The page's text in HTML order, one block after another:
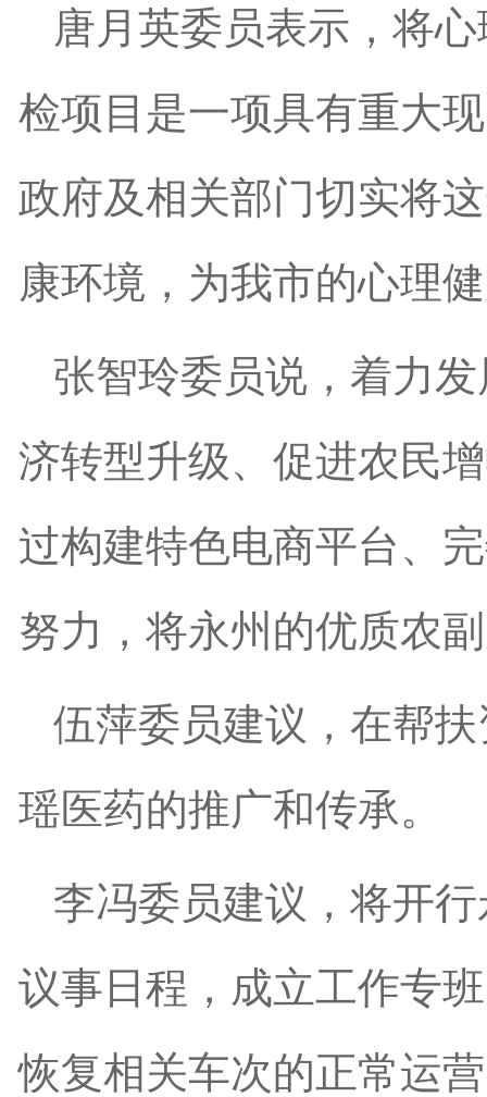
唐月英委员表示，将
检项目是一项具有重大
政府及相关部门切实将
康环境，为我市的心理
张智玲委员说，着力
济转型升级、促进农民
过构建特色电商平台、
努力，将永州的优质农
伍萍委员建议，在帮
瑶医药的推广和传承。
李冯委员建议，将开
议事日程，成立工作专
恢复相关车次的正常运